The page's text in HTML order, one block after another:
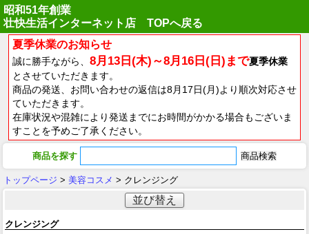
昭和51年創業
壮快生活インターネット店 TOPへ戻る
夏季休業のお知らせ
誠に勝手ながら、 8月13日(木)～8月16日(日)まで夏季休業
とさせていただきます。
商品の発送、お問い合わせの返信は8月17日(月)より順次対応させ
ていただきます。
在庫状況や混雑により発送までにお時間がかかる場合もございま
すことを予めご了承ください。
商品を探す
トップページ > 美容コスメ > クレンジング
並び替え
クレンジング